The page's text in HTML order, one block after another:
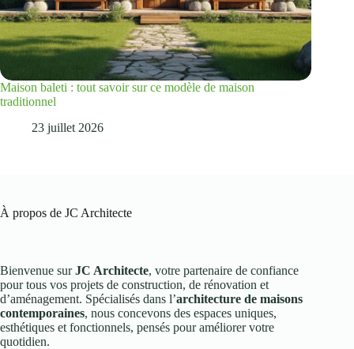
Maison baleti : tout savoir sur ce modèle de maison
traditionnel
23 juillet 2026
À propos de JC Architecte
Bienvenue surJC Architecte, votre partenaire de confiance
pour tous vos projets de construction, de rénovation et
d’aménagement. Spécialisés dans l’architecture de maisons
contemporaines, nous concevons des espaces uniques,
esthétiques et fonctionnels, pensés pour améliorer votre
quotidien.